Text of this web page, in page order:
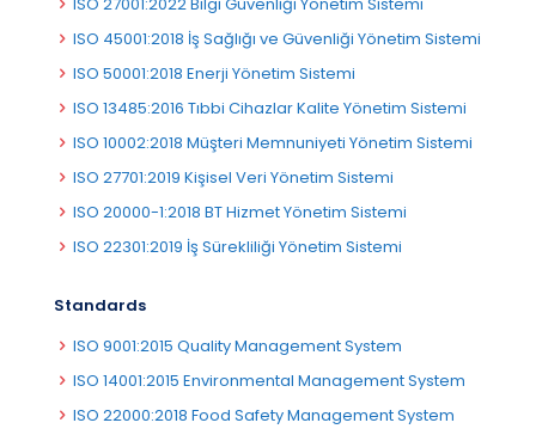
ISO 27001:2022 Bilgi Güvenliği Yönetim Sistemi
ISO 45001:2018 İş Sağlığı ve Güvenliği Yönetim Sistemi
ISO 50001:2018 Enerji Yönetim Sistemi
ISO 13485:2016 Tıbbi Cihazlar Kalite Yönetim Sistemi
ISO 10002:2018 Müşteri Memnuniyeti Yönetim Sistemi
ISO 27701:2019 Kişisel Veri Yönetim Sistemi
ISO 20000-1:2018 BT Hizmet Yönetim Sistemi
ISO 22301:2019 İş Sürekliliği Yönetim Sistemi
Standards
ISO 9001:2015 Quality Management System
ISO 14001:2015 Environmental Management System
ISO 22000:2018 Food Safety Management System